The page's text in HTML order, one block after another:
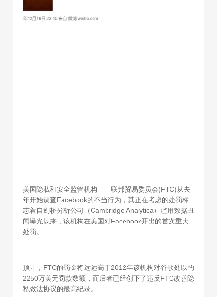
美国隐私和安全监管机构——联邦贸易委员会(FTC)从去
年开始调查Facebook的不当行为，其正在考虑的处罚标
志着自剑桥分析公司（Cambridge Analytica）滥用数据丑
闻曝光以来，该机构在美国对Facebook开出的首次重大
处罚。
预计，FTC的罚金将远远高于2012年该机构对谷歌处以的
2250万美元罚款数额，而后者已经创下了违反FTC改善隐
私做法协议的最高纪录。